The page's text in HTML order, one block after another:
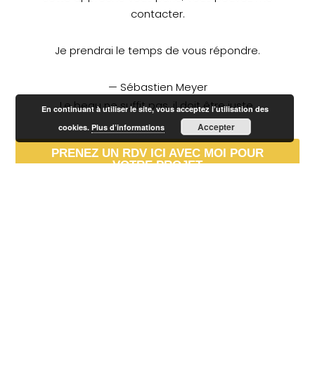
contacter.
Je prendrai le temps de vous répondre.
— Sébastien Meyer
Le beau ne suffit pas, il doit être juste.
PRENEZ UN RDV ICI AVEC MOI POUR
VOTRE PROJET
En continuant à utiliser le site, vous acceptez l’utilisation des
cookies.Plus d’informations Accepter